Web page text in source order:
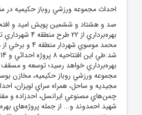
احداث مجموعه ورزشي روباز حکيميه در
صد و هشتاد و ششمين پويش اميد و
بهره‌برداري از 22
محمد موسوي
بهره‌برداري خواهد رسيد؛ توسعه و مسقف
مجموعه ورزشي روباز حکيميه، مخازن
مجيديه و ساحل، همراه سراي لويزان،
چمن‌هاي مصنوعي ايرانسل، احدزاده و
شهيد احمدوند و... از جمله پروژه‌هاي